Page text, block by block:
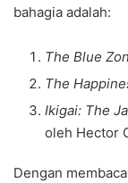
bahagia adalah:
The Blue
The
Ikigai: The
oleh Hector
Dengan